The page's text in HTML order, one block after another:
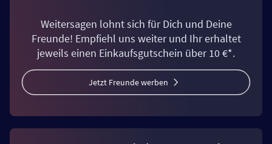
Weitersagen lohnt sich für Dich und Deine
Freunde! Empfiehl uns weiter und Ihr erhaltet
jeweils einen Einkaufsgutschein über 10 €*.
Jetzt Freunde werben